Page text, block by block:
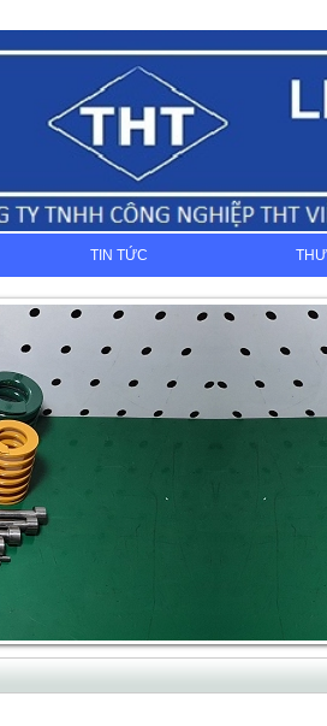
TIN TỨC